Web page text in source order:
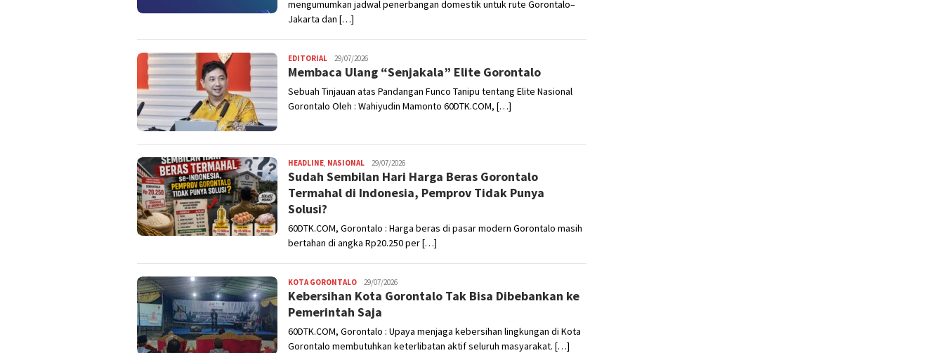
mengumumkan jadwal penerbangan domestik untuk rute Gorontalo–
Jakarta dan […]
EDITORIAL Admin
29/07/2026
Membaca Ulang “Senjakala” Elite Gorontalo
Sebuah Tinjauan atas Pandangan Funco Tanipu tentang Elite Nasional
Gorontalo Oleh : Wahiyudin Mamonto 60DTK.COM, […]
HEADLINE, NASIONAL Admin
29/07/2026
Sudah Sembilan Hari Harga Beras Gorontalo
Termahal di Indonesia, Pemprov Tidak Punya
Solusi?
60DTK.COM, Gorontalo : Harga beras di pasar modern Gorontalo masih
bertahan di angka Rp20.250 per […]
KOTA GORONTALO Admin
29/07/2026
Kebersihan Kota Gorontalo Tak Bisa Dibebankan ke
Pemerintah Saja
60DTK.COM, Gorontalo : Upaya menjaga kebersihan lingkungan di Kota
Gorontalo membutuhkan keterlibatan aktif seluruh masyarakat. […]